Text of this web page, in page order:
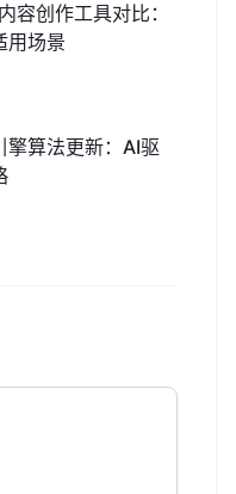
容创作工具对比：
用场景
擎算法更新：AI驱